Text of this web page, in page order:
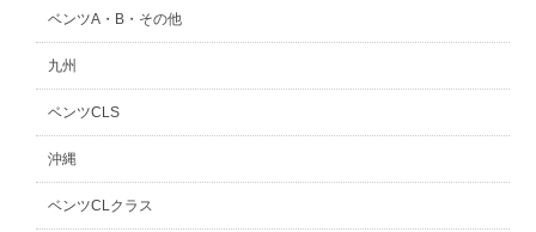
ベンツA・B・その他
九州
ベンツCLS
沖縄
ベンツCLクラス